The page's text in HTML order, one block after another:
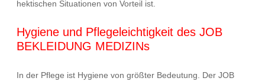
hektischen Situationen von Vorteil ist.
Hygiene und Pflegeleichtigkeit des JOB
BEKLEIDUNG MEDIZINs
In der Pflege ist Hygiene von größter Bedeutung. Der JOB